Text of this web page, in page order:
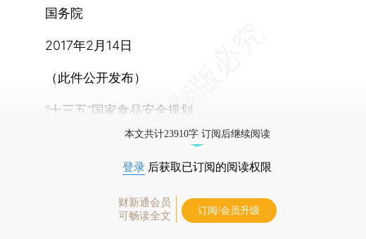
国务院
2017年2月14日
（此件公开发布）
“十三五”国家食品安全规划
本文共计23910字 订阅后继续阅读
登录 后获取已订阅的阅读权限
财新通会员
可畅读全文
订阅/会员升级